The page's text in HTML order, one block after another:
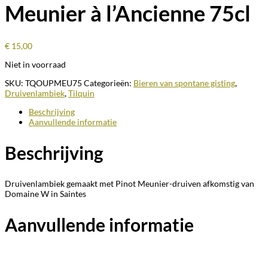
Meunier à l’Ancienne 75cl
€ 15,00
Niet in voorraad
SKU: TQOUPMEU75 Categorieën: Bieren van spontane gisting,
Druivenlambiek,Tilquin
Beschrijving
Aanvullende informatie
Beschrijving
Druivenlambiek gemaakt met Pinot Meunier-druiven afkomstig van
Domaine W in Saintes
Aanvullende informatie